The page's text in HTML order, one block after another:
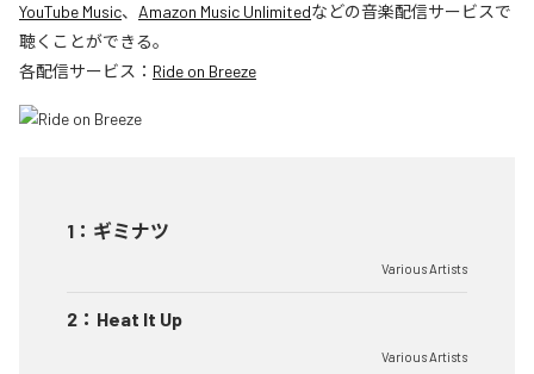
YouTube Music、 Amazon Music Unlimitedなどの音楽配信サービスで
聴くことができる。
各配信サービス： Ride on Breeze
1 ： ギミナツ
Various Artists
2 ： Heat It Up
Various Artists